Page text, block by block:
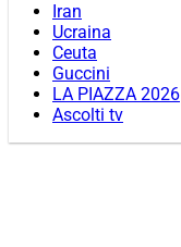
Iran
Ucraina
Ceuta
Guccini
LA PIAZZA 2026
Ascolti tv